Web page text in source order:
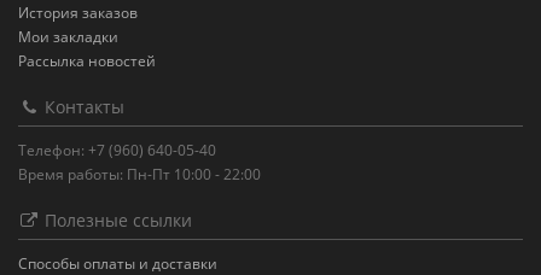
История заказов
Мои закладки
Рассылка новостей
Контакты
Телефон: +7 (960) 640-05-40
Время работы: Пн-Пт 10:00 - 22:00
Полезные ссылки
Способы оплаты и доставки